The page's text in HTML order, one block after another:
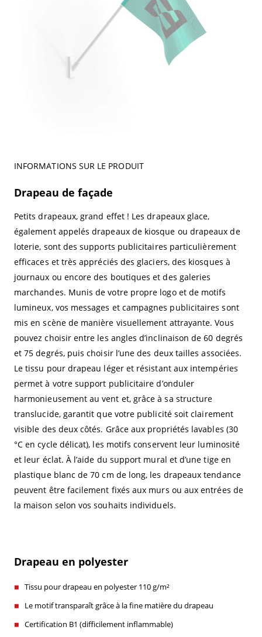
INFORMATIONS SUR LE PRODUIT
Drapeau de façade
Petits drapeaux, grand effet ! Les drapeaux glace,
également appelés drapeaux de kiosque ou drapeaux de
loterie, sont des supports publicitaires particulièrement
efficaces et très appréciés des glaciers, des kiosques à
journaux ou encore des boutiques et des galeries
marchandes. Munis de votre propre logo et de motifs
lumineux, vos messages et campagnes publicitaires sont
mis en scène de manière visuellement attrayante. Vous
pouvez choisir entre les angles d’inclinaison de 60 degrés
et 75 degrés, puis choisir l’une des deux tailles associées.
Le tissu pour drapeau léger et résistant aux intempéries
permet à votre support publicitaire d’onduler
harmonieusement au vent et, grâce à sa structure
translucide, garantit que votre publicité soit clairement
visible des deux côtés. Grâce aux propriétés lavables (30
°C en cycle délicat), les motifs conservent leur luminosité
et leur éclat. À l’aide du support mural et d’une tige en
plastique blanc de 70 cm de long, les drapeaux tendance
peuvent être facilement fixés aux murs ou aux entrées de
la maison selon vos souhaits individuels.
Drapeau en polyester
Tissu pour drapeau en polyester 110 g/m²
Le motif transparaît grâce à la fine matière du drapeau
Certification B1 (difficilement inflammable)